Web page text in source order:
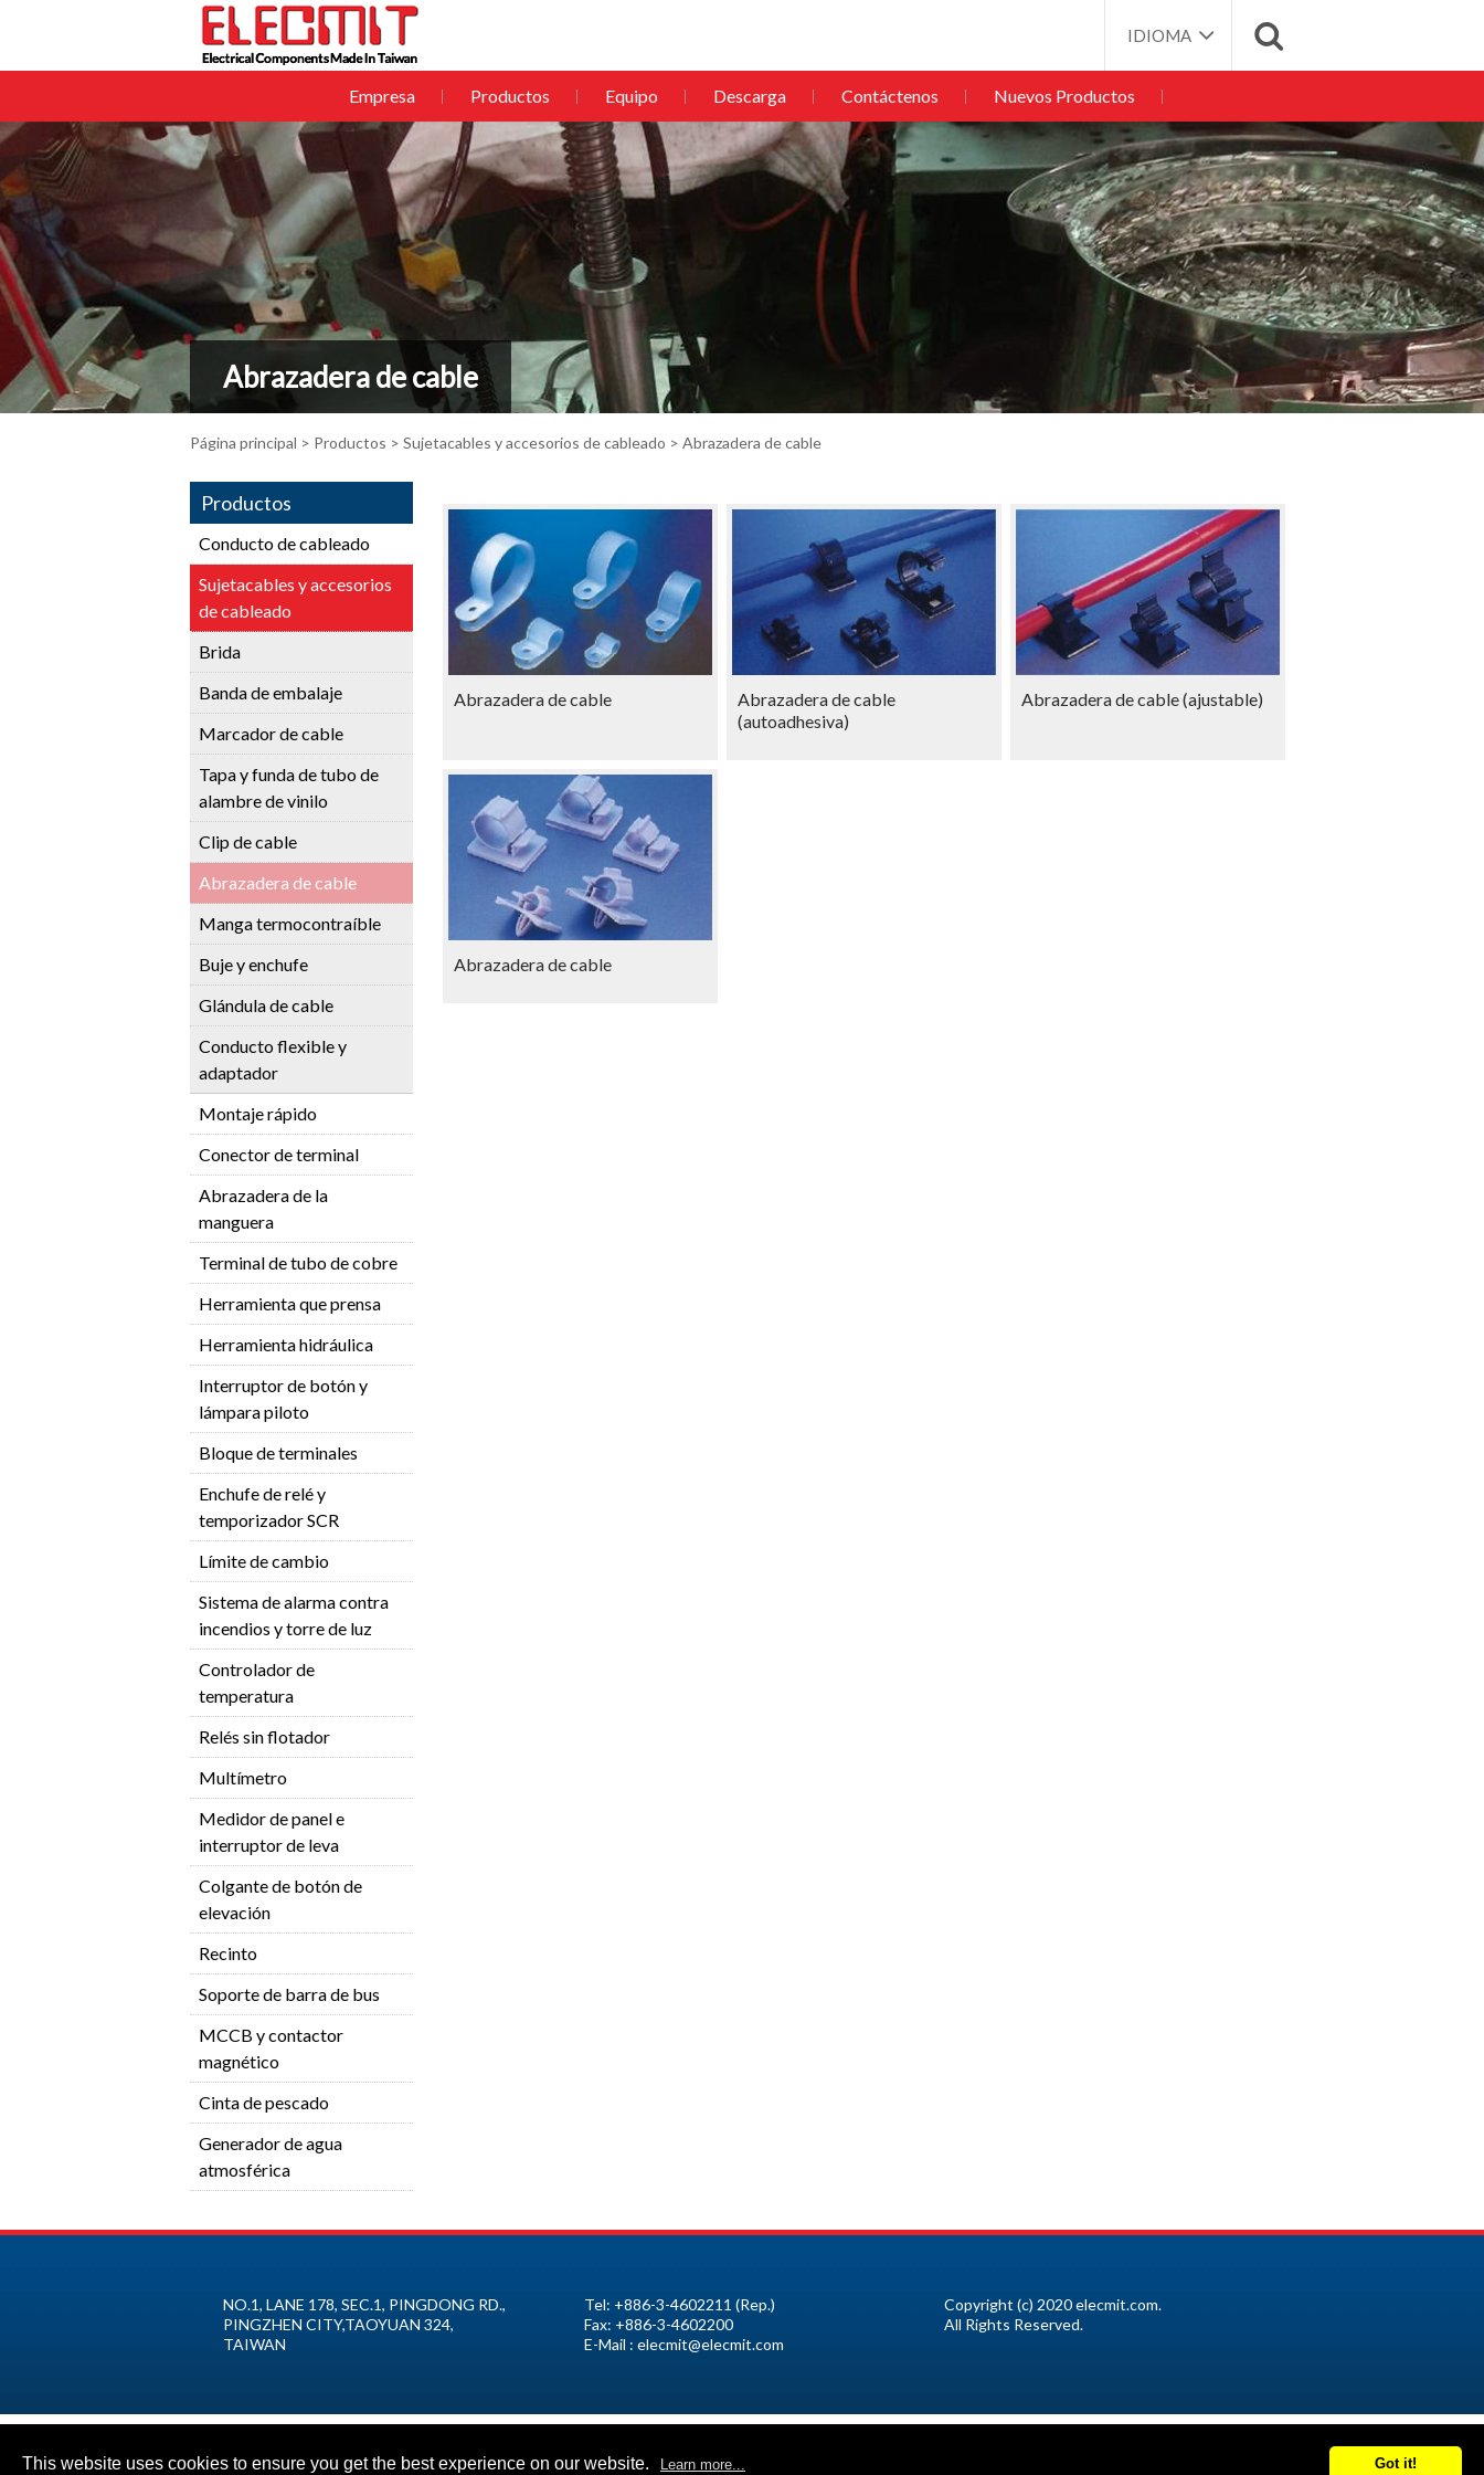
IDIOMA
Empresa Productos Equipo Descarga Contáctenos Nuevos Productos
Abrazadera de cable
Página principal > Productos > Sujetacables y accesorios de cableado > Abrazadera de cable
Productos
Conducto de cableado
Sujetacables y accesorios
de cableado
Brida
Banda de embalaje
Marcador de cable
Tapa y funda de tubo de
alambre de vinilo
Clip de cable
Abrazadera de cable
Manga termocontraíble
Buje y enchufe
Glándula de cable
Conducto flexible y
adaptador
Montaje rápido
Conector de terminal
Abrazadera de la
manguera
Terminal de tubo de cobre
Herramienta que prensa
Herramienta hidráulica
Interruptor de botón y
lámpara piloto
Bloque de terminales
Enchufe de relé y
temporizador SCR
Límite de cambio
Sistema de alarma contra
incendios y torre de luz
Controlador de
temperatura
Relés sin flotador
Multímetro
Medidor de panel e
interruptor de leva
Colgante de botón de
elevación
Recinto
Soporte de barra de bus
MCCB y contactor
magnético
Cinta de pescado
Generador de agua
atmosférica
Abrazadera de cable
Abrazadera de cable
(autoadhesiva)
Abrazadera de cable (ajustable)
Abrazadera de cable
NO.1, LANE 178, SEC.1, PINGDONG RD.,
PINGZHEN CITY,TAOYUAN 324,
TAIWAN
Tel: +886-3-4602211 (Rep.)
Fax: +886-3-4602200
E-Mail : elecmit@elecmit.com
Copyright (c) 2020 elecmit.com.
All Rights Reserved.
This website uses cookies to ensure you get the best experience on our website. Learn more... Got it!